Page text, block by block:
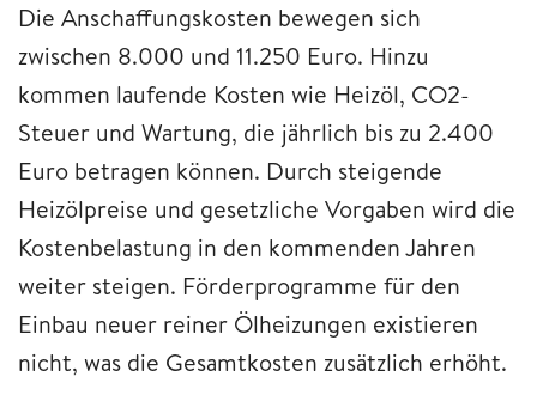
Die Anschaffungskosten bewegen sich
zwischen 8.000 und 11.250 Euro. Hinzu
kommen laufende Kosten wie Heizöl, CO2-
Steuer und Wartung, die jährlich bis zu 2.400
Euro betragen können. Durch steigende
Heizölpreise und gesetzliche Vorgaben wird die
Kostenbelastung in den kommenden Jahren
weiter steigen. Förderprogramme für den
Einbau neuer reiner Ölheizungen existieren
nicht, was die Gesamtkosten zusätzlich erhöht.